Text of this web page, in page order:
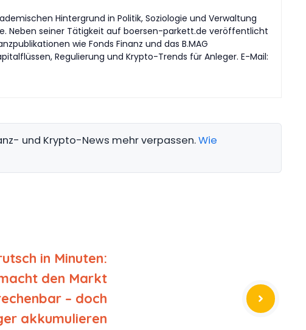
Hintergrund in Politik, Soziologie und Verwaltung
Neben seiner Tätigkeit auf boersen-parkett.de veröffentlicht
wie Fonds Finanz und das B.MAG
Regulierung und Krypto-Trends für Anleger. E-Mail:
und Krypto-News mehr verpassen.Wie
in Minuten:
den Markt
– doch
akkumulieren